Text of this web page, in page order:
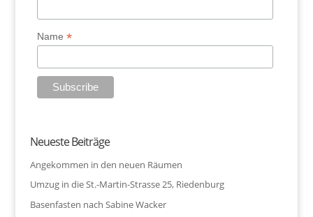
Name*
Neueste Beiträge
Angekommen in den neuen Räumen
Umzug in die St.-Martin-Strasse 25, Riedenburg
Basenfasten nach Sabine Wacker